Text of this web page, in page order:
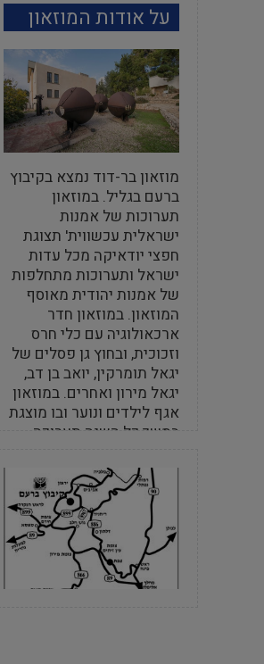
על אודות המוזאון
מוזאון בר-דוד נמצא בקיבוץ
ברעם בגליל. במוזאון
תערוכות של אמנות
ישראלית עכשווית' תצוגת
חפצי יודאיקה מכל עדות
ישראל ותערוכות מתחלפות
של אמנות יהודית מאוסף
המוזאון. במוזאון חדר
ארכאולוגיה עם כלי חרס
וזכוכית, ובחוץ גן פסלים של
יגאל תומרקין, יואב בן דב,
יגאל מירון ואחרים. במוזאון
אגף לילדים ונוער ובו מוצגת
במשך כל השנה תערוכה